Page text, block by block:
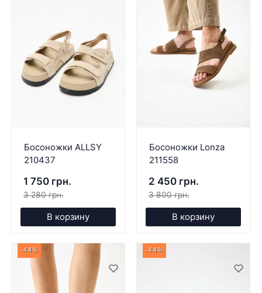
Босоножки ALLSY
210437
1 750 грн.
3 280 грн.
В корзину
Босоножки Lonza
211558
2 450 грн.
3 800 грн.
В корзину
-44% -44%